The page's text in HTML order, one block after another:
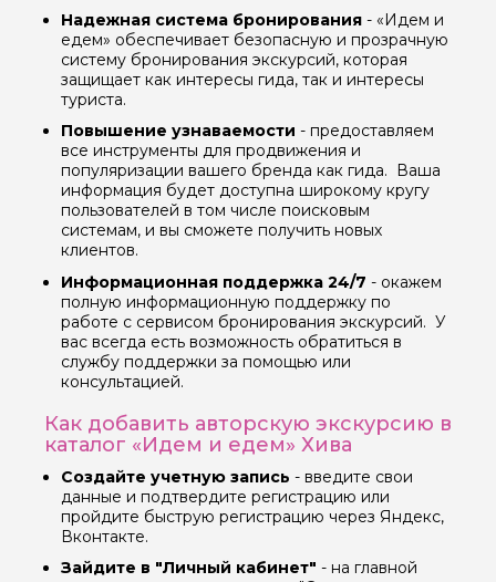
Надежная система бронирования - «Идем и
едем» обеспечивает безопасную и прозрачную
систему бронирования экскурсий, которая
защищает как интересы гида, так и интересы
туриста.
Повышение узнаваемости - предоставляем
все инструменты для продвижения и
популяризации вашего бренда как гида. Ваша
информация будет доступна широкому кругу
пользователей в том числе поисковым
системам, и вы сможете получить новых
клиентов.
Информационная поддержка 24/7 - окажем
полную информационную поддержку по
работе с сервисом бронирования экскурсий. У
вас всегда есть возможность обратиться в
службу поддержки за помощью или
консультацией.
Как добавить авторскую экскурсию в
каталог «Идем и едем» Хива
Создайте учетную запись - введите свои
данные и подтвердите регистрацию или
пройдите быструю регистрацию через Яндекс,
Вконтакте.
Зайдите в "Личный кабинет" - на главной
Задайте свой вопрос гиду
Как вас зовут
Ваша электронная почта
Ваш номер телефона
Если у вас есть интересующие вопросы, можете их
задать